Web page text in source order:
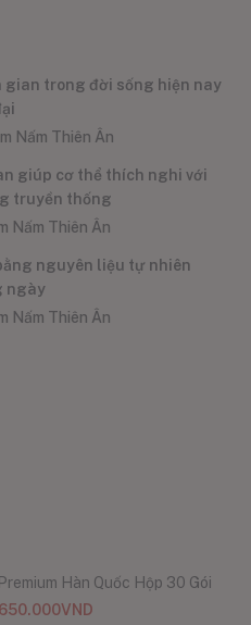
gian trong đời sống hiện nay
Nấm Thiên Ân
giúp cơ thể thích nghi với
truyền thống
Nấm Thiên Ân
nguyên liệu tự nhiên
ngày
Nấm Thiên Ân
Hàn Quốc Hộp 30 Gói
VND